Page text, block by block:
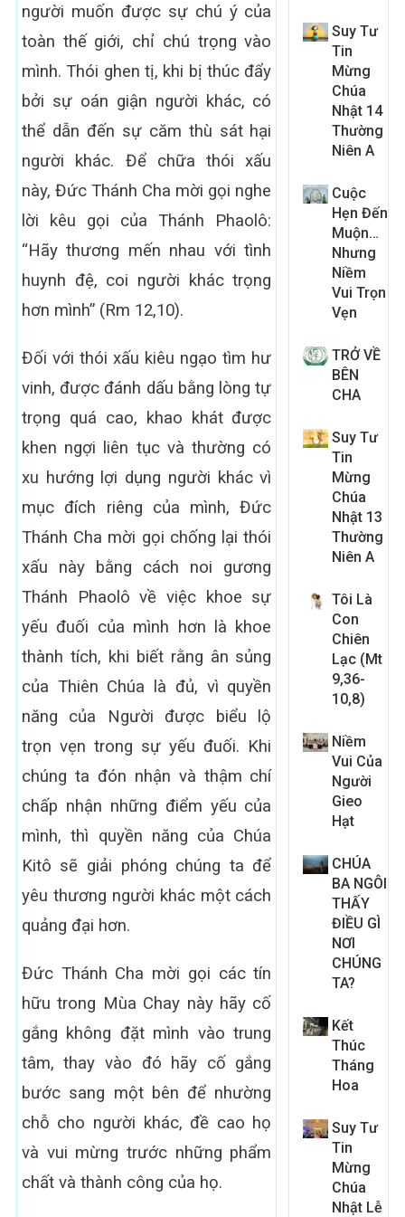
người muốn được sự chú ý của
toàn thế giới, chỉ chú trọng vào
mình. Thói ghen tị, khi bị thúc đẩy
bởi sự oán giận người khác, có
thể dẫn đến sự căm thù sát hại
người khác. Để chữa thói xấu
này, Đức Thánh Cha mời gọi nghe
lời kêu gọi của Thánh Phaolô:
“Hãy thương mến nhau với tình
huynh đệ, coi người khác trọng
hơn mình” (Rm 12,10).
Đối với thói xấu kiêu ngạo tìm hư
vinh, được đánh dấu bằng lòng tự
trọng quá cao, khao khát được
khen ngợi liên tục và thường có
xu hướng lợi dụng người khác vì
mục đích riêng của mình, Đức
Thánh Cha mời gọi chống lại thói
xấu này bằng cách noi gương
Thánh Phaolô về việc khoe sự
yếu đuối của mình hơn là khoe
thành tích, khi biết rằng ân sủng
của Thiên Chúa là đủ, vì quyền
năng của Người được biểu lộ
trọn vẹn trong sự yếu đuối. Khi
chúng ta đón nhận và thậm chí
chấp nhận những điểm yếu của
mình, thì quyền năng của Chúa
Kitô sẽ giải phóng chúng ta để
yêu thương người khác một cách
quảng đại hơn.
Đức Thánh Cha mời gọi các tín
hữu trong Mùa Chay này hãy cố
gắng không đặt mình vào trung
tâm, thay vào đó hãy cố gắng
bước sang một bên để nhường
chỗ cho người khác, đề cao họ
và vui mừng trước những phẩm
chất và thành công của họ.
Suy Tư
Tin
Mừng
Chúa
Nhật 14
Thường
Niên A
Cuộc
Hẹn Đến
Muộn…
Nhưng
Niềm
Vui Trọn
Vẹn
TRỞ VỀ
BÊN
CHA
Suy Tư
Tin
Mừng
Chúa
Nhật 13
Thường
Niên A
Tôi Là
Con
Chiên
Lạc (Mt
9,36-
10,8)
Niềm
Vui Của
Người
Gieo
Hạt
CHÚA
BA NGÔI
THẤY
ĐIỀU GÌ
NƠI
CHÚNG
TA?
Kết
Thúc
Tháng
Hoa
Suy Tư
Tin
Mừng
Chúa
Nhật Lễ